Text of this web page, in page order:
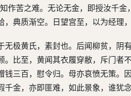
作苦之难。无论无金，即授汝千
，典质渐空。日望宫至，以为经理
无极黄氏，素封也。后闻柳贫，阴
比至，黄闻其衣履穿敝，斥门者
钱三百，慰令归。母亦哀愤无策。
千金，亦即匪难，如此景象，谁犹